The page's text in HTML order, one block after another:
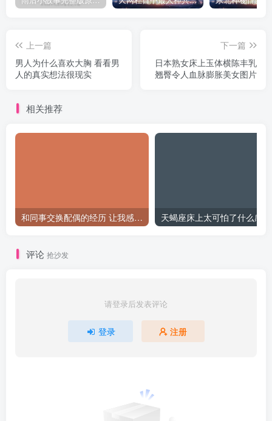
上一篇
男人为什么喜欢大胸 看看男
人的真实想法很现实
下一篇
日本熟女床上玉体横陈丰乳
翘臀令人血脉膨胀美女图片
相关推荐
和同事交换配偶的经历 让我感受到了从未有过的快乐
评论 抢沙发
请登录后发表评论
登录 注册